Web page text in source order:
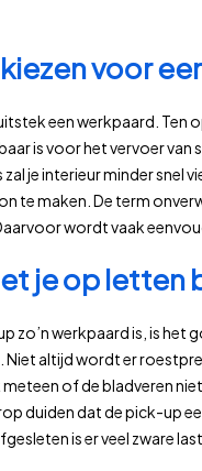
voor
een werkpaard. Ten
is voor het vervoer van
zal je interieur minder snel
te maken. De term
wordt vaak
je op letten
zo’n werkpaard is, is het
Niet altijd wordt er
of de bladveren
duiden dat de pick-up
is er veel zware